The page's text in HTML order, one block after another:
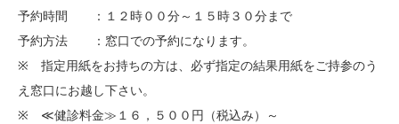
予約時間 ：１２時００分～１５時３０分まで
予約方法 ：窓口での予約になります。
※ 指定用紙をお持ちの方は、必ず指定の結果用紙をご持参のう
え窓口にお越し下さい。
※ ≪健診料金≫１６，５００円（税込み）～